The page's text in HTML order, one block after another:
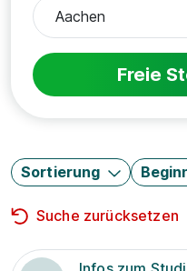
Freie
Sortierung
Suche zurücksetzen